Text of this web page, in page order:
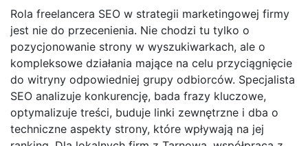
Rola freelancera SEO w strategii marketingowej firmy
jest nie do przecenienia. Nie chodzi tu tylko o
pozycjonowanie strony w wyszukiwarkach, ale o
kompleksowe działania mające na celu przyciągnięcie
do witryny odpowiedniej grupy odbiorców. Specjalista
SEO analizuje konkurencję, bada frazy kluczowe,
optymalizuje treści, buduje linki zewnętrzne i dba o
techniczne aspekty strony, które wpływają na jej